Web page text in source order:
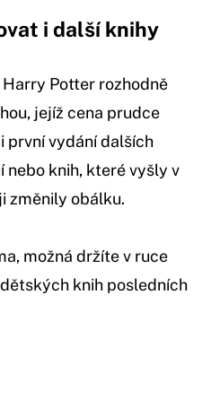
i další knihy
Potter rozhodně
jejíž cena prudce
první vydání dalších
knih, které vyšly v
změnily obálku.
možná držíte v ruce
knih posledních